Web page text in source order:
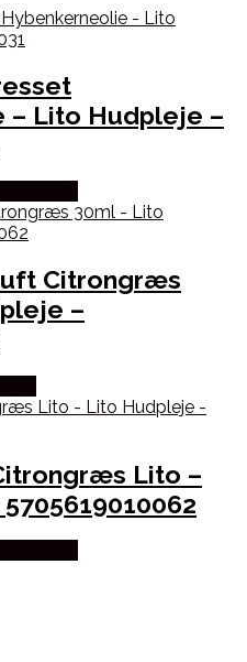
– Lito Hudpleje –
Citrongræs
–
Lito –